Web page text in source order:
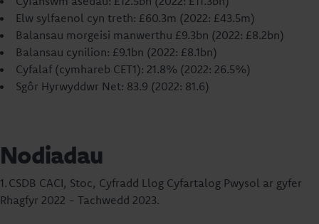
Elw sylfaenol cyn treth: £60.3m (2022: £43.5m)
Balansau morgeisi manwerthu £9.3bn (2022: £8.2bn)
Balansau cynilion: £9.1bn (2022: £8.1bn)
Cyfalaf (cymhareb CET1): 21.8% (2022: 26.5%)
Sgôr Hyrwyddwr Net: 83.9 (2022: 81.6)
Nodiadau
1. CSDB CACI, Stoc, Cyfradd Llog Cyfartalog Pwysol ar gyfer
Rhagfyr 2022 - Tachwedd 2023.